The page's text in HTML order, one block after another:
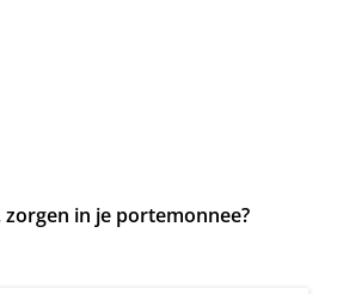
in je portemonnee?